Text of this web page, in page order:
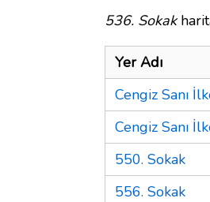
536. Sokak
Yer Adı
Cengiz Sanı
Cengiz Sanı
550. Sokak
556. Sokak